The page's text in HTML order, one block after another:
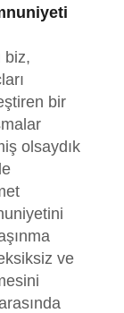
biz,
bir
olsaydık
ve